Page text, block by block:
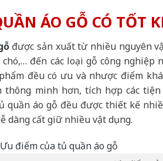
ÁO GỖ CÓ TỐT
được sản xuất từ nhiều nguyên
đến các loại gỗ công
đều có ưu và nhược điểm
thông minh hơn, tích hợp các
quần áo gỗ đều được thiết kế
dàng cất giữ nhiều vật dụng.